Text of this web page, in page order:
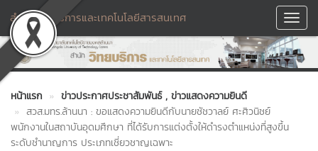
สำนักวิทยบริการและเทคโนโลยีสารสนเทศ
หน้าแรก ข่าวประกาศประชาสัมพันธ์ , ข่าวแสดงความยินดี
สวส.มทร.ล้านนา : ขอแสดงความยินดีกับนายชัชวาลย์ ศะศิวนิชย์
พนักงานในสถาบันอุดมศึกษา ที่ได้รับการแต่งตั้งให้ดำรงตำแหน่งที่สูงขึ้น
ระดับชำนาญการ ประเภทเชี่ยวชาญเฉพาะ